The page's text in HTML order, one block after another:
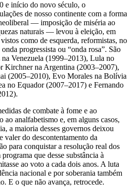
e início do novo século, o
de nosso continente com a forma
— imposição de miséria ao
naturais — levou à eleição, em
como de esquerda, reformistas, no
progressista ou “onda rosa”. São
Venezuela (1999–2013), Lula no
Kirchner na Argentina (2003–2007),
(2005–2010), Evo Morales na Bolívia
no Equador (2007–2017) e Fernando
de combate à fome e ao
ao analfabetismo e, em alguns casos,
a maioria desses governos deixou
valer do descontentamento da
para conquistar a resolução real dos
que desse substância à
ao voto a cada dois anos. A luta
nacional e por soberania também
E o que não avança, retrocede.